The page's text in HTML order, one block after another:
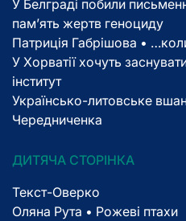
У Белграді побили
пам’ять жертв геноциду
Патриція Габрішова •
У Хорватії хочуть
інститут
Українсько-литовське
Чередниченка
ДИТЯЧА СТОРІНКА
Текст-Оверко
Оляна Рута • Рожеві птахи